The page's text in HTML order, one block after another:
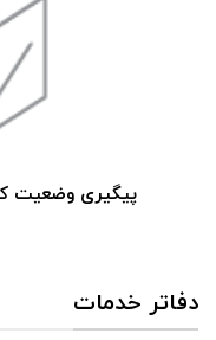
پیگیری وضعیت
دفاتر خدمات